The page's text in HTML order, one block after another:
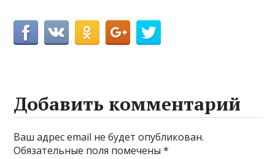
Добавить комментарий
Ваш адрес email не будет опубликован.
Обязательные поля помечены*